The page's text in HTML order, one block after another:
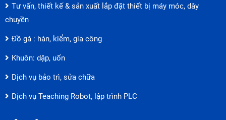
Tư vấn, thiết kế & sản xuất lắp đặt thiết bị máy móc, dây
chuyền
Đồ gá : hàn, kiểm, gia công
Khuôn: dập, uốn
Dịch vụ bảo trì, sửa chữa
Dịch vụ Teaching Robot, lập trình PLC